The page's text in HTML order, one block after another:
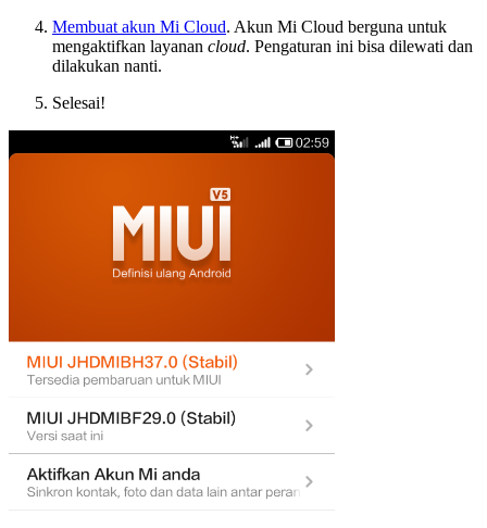
Membuat akun Mi Cloud. Akun Mi Cloud berguna untuk
mengaktifkan layanan cloud. Pengaturan ini bisa dilewati dan
dilakukan nanti.
Selesai!